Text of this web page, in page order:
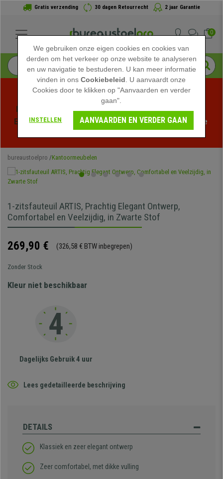
Gratis verzending 30 dagen Retourrecht 2 jaar Garantie
0
Profiteer van de Zomeruitverkoop bij bureaustoelpro!
Exclusieve kortingen voor een beperkte tijd - Bekijk de
bureaustoelpro Kantoormeubelen
1-zitsfauteuil ARTIS, Prachtig Elegant Ontwerp,
Comfortabel en Veelzijdig, in Zwarte Stof
269,90 € (326,58 € BTW inbegrepen)
Zonder Stock
Kleur niet beschikbaar
Dagelijks Gebruik 4 uur
Lees gedetailleerde beschrijving
DETAILS
Klassiek en zeer elegant ontwerp
Zeer comfortabel, met dikke vulling
We gebruiken onze eigen cookies en cookies van
derden om het verkeer op onze website te analyseren
en uw navigatie te bestuderen. U kan meer informatie
vinden in onsCookiebeleid . U aanvaardt onze
Cookies door te klikken op "Aanvaarden en verder
gaan".
INSTELLEN AANVAARDEN EN VERDER GAAN